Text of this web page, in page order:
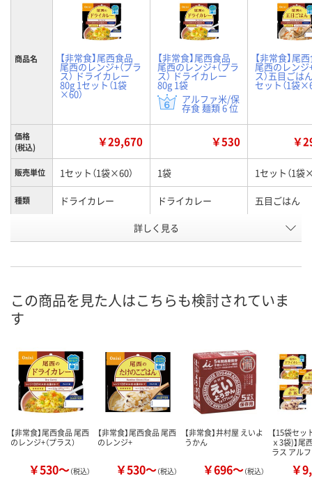
商品名 【非常食】尾西食品
尾西のレンジ+（プラ
ス） ドライカレー
80g 1セット（1袋
×60）
【非常食】尾西食品
尾西のレンジ+（プラ
ス） ドライカレー
80g 1袋
アルファ米/保
存食 麺類 6 位
【非常食】尾
尾西のレンジ
ス）五目ごは
セット（1袋
価格
(税込)
￥29,670 ￥530 ￥
販売単位 1セット（1袋×60） 1袋 1セット（1袋
種類 ドライカレー ドライカレー 五目ごはん
EX89627 EX89679
お届け日 8月9日（日） 8月9日（日）
ついてご連絡
数量
カゴへ
数量
カゴへ
数量
カ
詳しく見る
この商品を見た人はこちらも検討されていま
す
【非常食】尾西食品 尾西
のレンジ+（プラス）
￥530～（税込）
【非常食】尾西食品 尾西
のレンジ+
￥530～（税込）
【非常食】井村屋 えいよ
うかん
￥696～（税込）
【15袋セ
ｘ3袋)】尾
ラス アル
￥